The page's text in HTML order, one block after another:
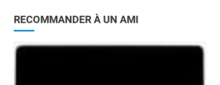
RECOMMANDER À UN AMI